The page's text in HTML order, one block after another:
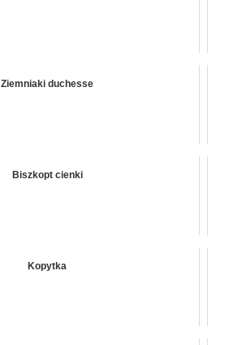
Ziemniaki duchesse
Biszkopt cienki
Kopytka